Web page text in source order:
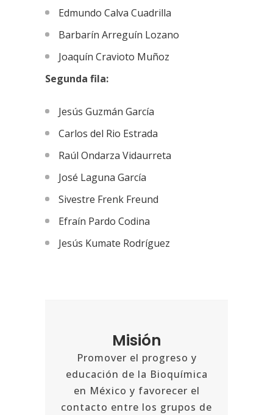
Edmundo Calva Cuadrilla
Barbarín Arreguín Lozano
Joaquín Cravioto Muñoz
Segunda fila:
Jesús Guzmán García
Carlos del Rio Estrada
Raúl Ondarza Vidaurreta
José Laguna García
Sivestre Frenk Freund
Efraín Pardo Codina
Jesús Kumate Rodríguez
Misión
Promover el progreso y
educación de la Bioquímica
en México y favorecer el
contacto entre los grupos de